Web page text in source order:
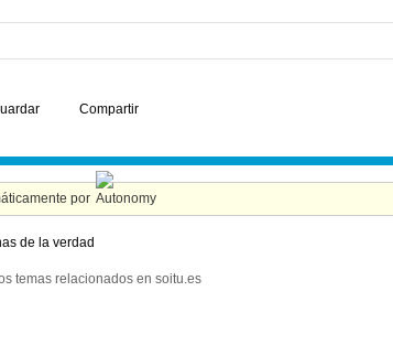
Compartir
por
de la verdad
temas relacionados en soitu.es